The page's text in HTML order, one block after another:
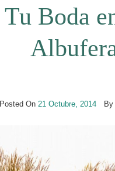
Tu Boda
Posted On21 Octubre, 2014 By